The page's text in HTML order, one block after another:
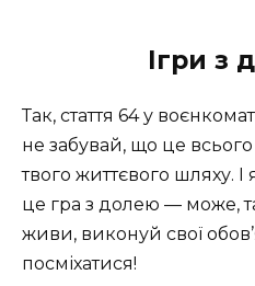
Ігри з
Так, стаття 64 у
не забувай, що це
твого життєвого шляху. І
це гра з долею — може,
живи, виконуй свої
посміхатися!